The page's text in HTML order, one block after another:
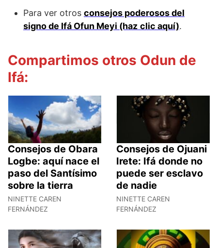
Para ver otros consejos poderosos del
signo de Ifá Ofun Meyi (haz clic aquí).
Compartimos otros Odun de
Ifá:
Consejos de Obara
Logbe: aquí nace el
paso del Santísimo
sobre la tierra
NINETTE CAREN
FERNÁNDEZ
Consejos de Ojuani
Irete: Ifá donde no
puede ser esclavo
de nadie
NINETTE CAREN
FERNÁNDEZ